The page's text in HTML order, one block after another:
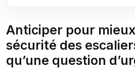
Anticiper pour
sécurité des
qu’une question